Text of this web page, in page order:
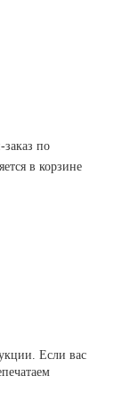
по
в корзине
Если вас